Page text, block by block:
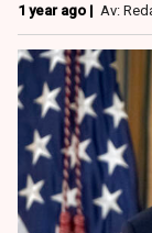
1 year ago | Av: